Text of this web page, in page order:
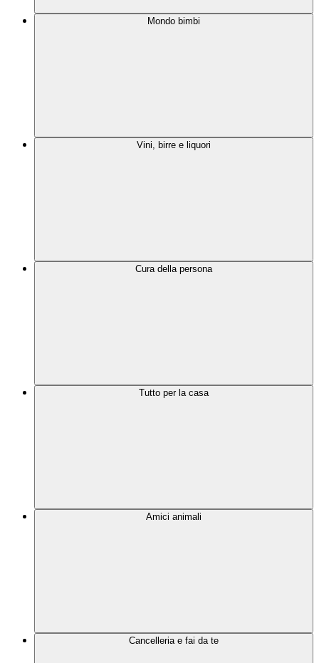
Mondo bimbi
Vini, birre e liquori
Cura della persona
Tutto per la casa
Amici animali
Cancelleria e fai da te